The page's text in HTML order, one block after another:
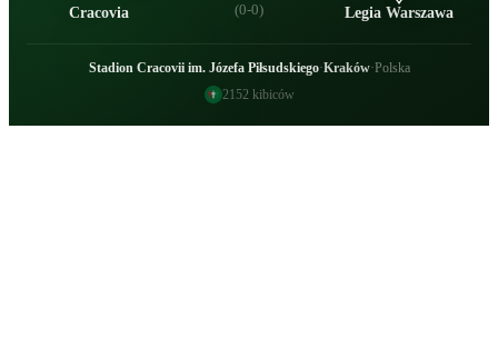
Cracovia (0-0) Legia Warszawa
Stadion Cracovii im. Józefa Piłsudskiego·Kraków·Polska
2152 kibiców